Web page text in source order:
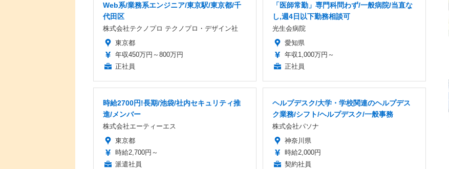
Web系/業務系エンジニア/東京駅/東京都/千
代田区
株式会社テクノプロ テクノプロ・デザイン社
東京都
年収450万円～800万円
正社員
「医師常勤」専門科問わず/一般病院/当直な
し,週4日以下勤務相談可
光生会病院
愛知県
年収1,000万円～
正社員
時給2700円!長期/池袋/社内セキュリティ推
進/メンバー
株式会社エーティーエス
東京都
時給2,700円～
派遣社員
ヘルプデスク/大学・学校関連のヘルプデス
ク業務/シフト/ヘルプデスク/一般事務
株式会社パソナ
神奈川県
時給2,000円
契約社員